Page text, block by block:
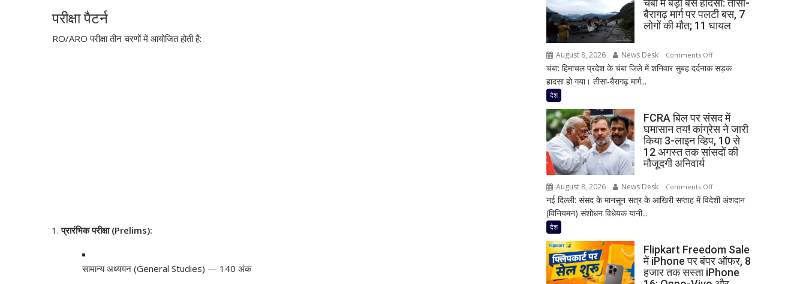
परीक्षा पैटर्न
RO/ARO परीक्षा तीन चरणों में आयोजित होती है:
प्रारंभिक परीक्षा (Prelims):
सामान्य अध्ययन (General Studies) — 140 अंक
बड़ा
झटका,
सलामी
गे
से
हो
सकते
चंबा में बड़ा बस हादसा: तीसा-
बैरागढ़ मार्ग पर पलटी बस, 7
लोगों की मौत; 11 घायल
August 8, 2026 News Desk Comments Offon
चंबा
हादसा:
तीसा-
बैरागढ़
पलटी
बस,
मौत;
11
घायल
चंबा: हिमाचल प्रदेश के चंबा जिले में शनिवार सुबह दर्दनाक सड़क
हादसा हो गया। तीसा-बैरागढ़ मार्ग...
देश
FCRA बिल पर संसद में
घमासान तय! कांग्रेस ने जारी
किया 3-लाइन व्हिप, 10 से
12 अगस्त तक सांसदों की
मौजूदगी अनिवार्य
August 8, 2026 News Desk Comments Offon
FCRA
में
घमासान
तय!
नई दिल्ली: संसद के मानसून सत्र के आखिरी सप्ताह में विदेशी अंशदान
(विनियमन) संशोधन विधेयक यानी...
देश
Flipkart Freedom Sale
में iPhone पर बंपर ऑफर, 8
हजार तक सस्ता iPhone